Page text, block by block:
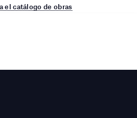
el catálogo de obras